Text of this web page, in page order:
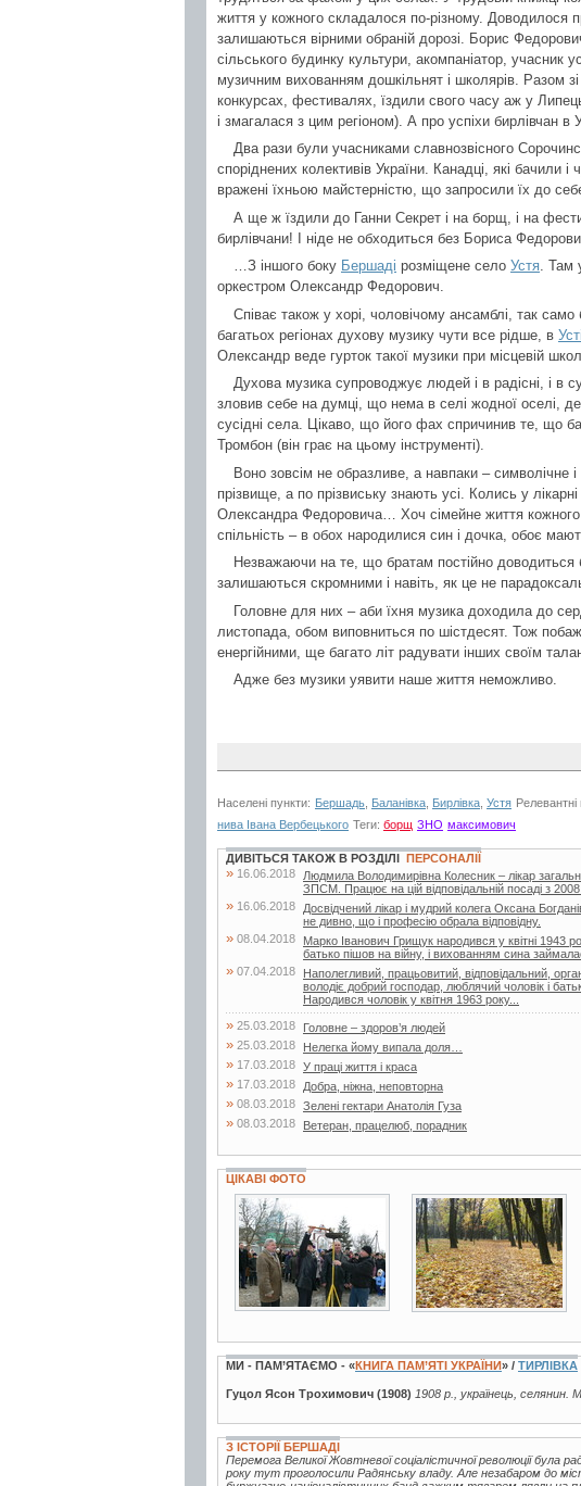
життя у кожного складалося по-різному. Доводилося
залишаються вірними обраній дорозі. Борис
сільського будинку культури, акомпаніатор, учасник
музичним вихованням дошкільнят і школярів. Разом
конкурсах, фестивалях, їздили свого часу аж у
і змагалася з цим регіоном). А про успіхи бирлівчан в
Два рази були учасниками славнозвісного
споріднених колективів України. Канадці, які бачили
вражені їхньою майстерністю, що запросили їх до
А ще ж їздили до Ганни Секрет і на борщ, і на
бирлівчани! І ніде не обходиться без Бориса
…З іншого боку Бершаді розміщене село Устя. Там
оркестром Олександр Федорович.
Співає також у хорі, чоловічому ансамблі, так
багатьох регіонах духову музику чути все рідше, в Усті
Олександр веде гурток такої музики при місцевій
Духова музика супроводжує людей і в радісні, і в
зловив себе на думці, що нема в селі жодної оселі, де
сусідні села. Цікаво, що його фах спричинив те, що
Тромбон (він грає на цьому інструменті).
Воно зовсім не образливе, а навпаки – символічне
прізвище, а по прізвиську знають усі. Колись у
Олександра Федоровича… Хоч сімейне життя кожного
спільність – в обох народилися син і дочка, обоє
Незважаючи на те, що братам постійно
залишаються скромними і навіть, як це не
Головне для них – аби їхня музика доходила до
листопада, обом виповниться по шістдесят. Тож
енергійними, ще багато літ радувати інших своїм
Адже без музики уявити наше життя неможливо.
Населені пункти: Бершадь Баланівка Бирлівка Устя Релевантні
нива Івана Вербецького Теги: борщ ЗНО максимович
ДИВІТЬСЯ ТАКОЖ В РОЗДІЛІ ПЕРСОНАЛІЇ
» 16.06.2018
Людмила Володимирівна Колесник – лікар
ЗПСМ. Працює на цій відповідальній посаді з 2008
» 16.06.2018
Досвідчений лікар і мудрий колега Оксана
не дивно, що і професію обрала відповідну.
» 08.04.2018
Марко Іванович Грищук народився у квітні 1943
батько пішов на війну, і вихованням сина
» 07.04.2018
Наполегливий, працьовитий, відповідальний,
володіє добрий господар, люблячий чоловік і
Народився чоловік у квітня 1963 року...
» 25.03.2018 Головне – здоров’я людей
» 25.03.2018 Нелегка йому випала доля…
» 17.03.2018 У праці життя і краса
» 17.03.2018 Добра, ніжна, неповторна
» 08.03.2018 Зелені гектари Анатолія Гуза
» 08.03.2018
Ветеран, працелюб, порадник
ЦІКАВІ ФОТО
7 фото 9 фото
МИ - ПАМ’ЯТАЄМО - «КНИГА ПАМ’ЯТІ УКРАЇНИ» / ТИРЛІВКА
Гуцол Ясон Трохимович (1908) 1908 р., українець, селянин.
З ІСТОРІЇ БЕРШАДІ
Перемога Великої Жовтневої соціалістичної революції була
року тут проголосили Радянську владу. Але незабаром до